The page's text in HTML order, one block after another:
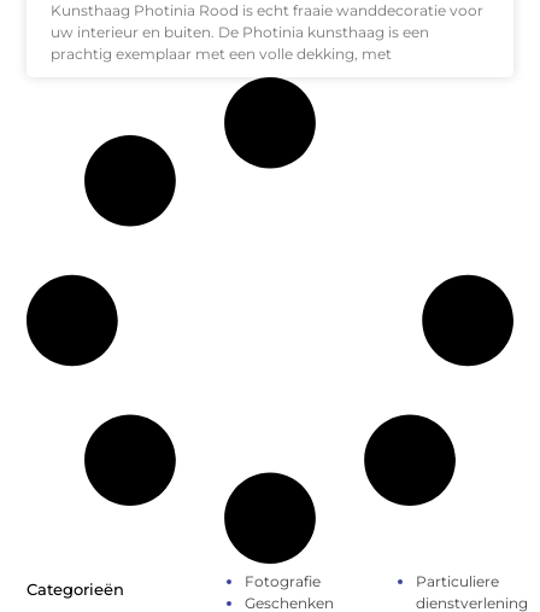
Kunsthaag Photinia Rood is echt fraaie wanddecoratie voor
uw interieur en buiten. De Photinia kunsthaag is een
prachtig exemplaar met een volle dekking, met
Categorieën
Fotografie
Geschenken
Particuliere
dienstverlening